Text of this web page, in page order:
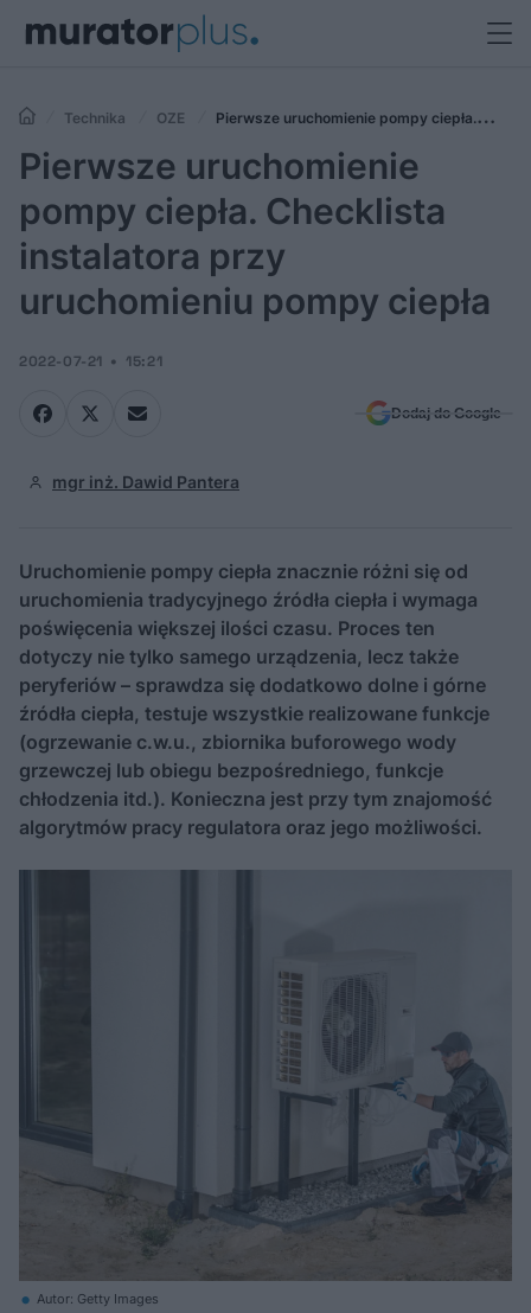
Technika OZE
Pierwsze uruchomienie pompy ciepła.
Checklista instalatora przy uruchomieniu pompy ciepła
Pierwsze uruchomienie
pompy ciepła. Checklista
instalatora przy
uruchomieniu pompy ciepła
2022-07-21 15:21
Dodaj do Google
mgr inż. Dawid Pantera
Uruchomienie pompy ciepła znacznie różni się od
uruchomienia tradycyjnego źródła ciepła i wymaga
poświęcenia większej ilości czasu. Proces ten
dotyczy nie tylko samego urządzenia, lecz także
peryferiów – sprawdza się dodatkowo dolne i górne
źródła ciepła, testuje wszystkie realizowane funkcje
(ogrzewanie c.w.u., zbiornika buforowego wody
grzewczej lub obiegu bezpośredniego, funkcje
chłodzenia itd.). Konieczna jest przy tym znajomość
algorytmów pracy regulatora oraz jego możliwości.
Autor: Getty Images